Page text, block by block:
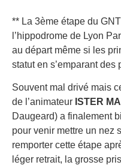
** La 3ème étape du
l’hippodrome de Lyon
au départ même si les
statut en s’emparant
Souvent mal drivé mais
de l’animateur ISTER
Daugeard) a finalement
pour venir mettre un nez
remporter cette étape
léger retrait, la grosse